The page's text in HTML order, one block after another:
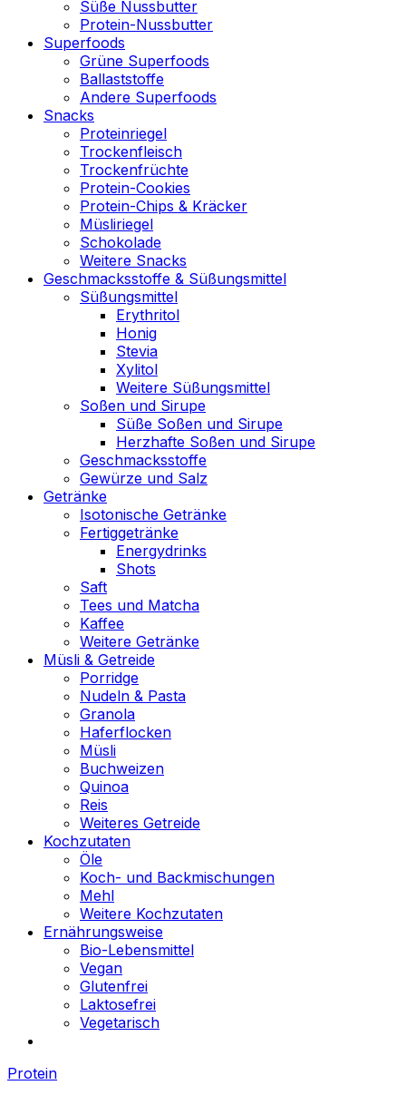
Süße Nussbutter
Protein-Nussbutter
Superfoods
Grüne Superfoods
Ballaststoffe
Andere Superfoods
Snacks
Proteinriegel
Trockenfleisch
Trockenfrüchte
Protein-Cookies
Protein-Chips & Kräcker
Müsliriegel
Schokolade
Weitere Snacks
Geschmacksstoffe & Süßungsmittel
Süßungsmittel
Erythritol
Honig
Stevia
Xylitol
Weitere Süßungsmittel
Soßen und Sirupe
Süße Soßen und Sirupe
Herzhafte Soßen und Sirupe
Geschmacksstoffe
Gewürze und Salz
Getränke
Isotonische Getränke
Fertiggetränke
Energydrinks
Shots
Saft
Tees und Matcha
Kaffee
Weitere Getränke
Müsli & Getreide
Porridge
Nudeln & Pasta
Granola
Haferflocken
Müsli
Buchweizen
Quinoa
Reis
Weiteres Getreide
Kochzutaten
Öle
Koch- und Backmischungen
Mehl
Weitere Kochzutaten
Ernährungsweise
Bio-Lebensmittel
Vegan
Glutenfrei
Laktosefrei
Vegetarisch
Protein